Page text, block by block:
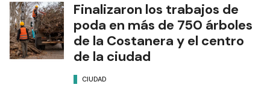
Finalizaron los trabajos de
poda en más de 750 árboles
de la Costanera y el centro
de la ciudad
CIUDAD